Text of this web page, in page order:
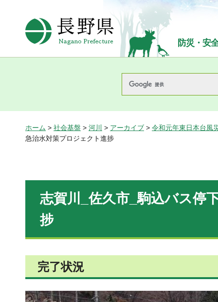
長野県Nagano Prefecture
防災・安
ホーム > 社会基盤 > 河川 > アーカイブ > 令和元年東日本台風
急治水対策プロジェクト進捗
志賀川_佐久市_駒込バス停
捗
完了状況